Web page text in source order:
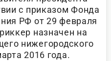
с приказом Фонда
РФ от 29 февраля
назначен на
нижегородского
2016 года.